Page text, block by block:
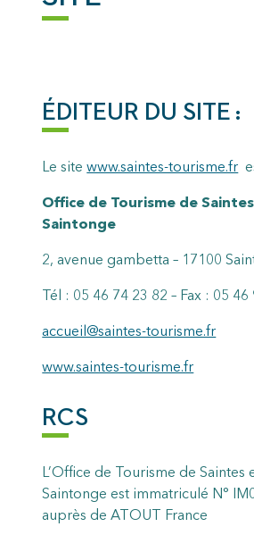
ÉDITEUR DU SITE :
Le sitewww.saintes-tourisme.fr
Office de Tourisme de
Saintonge
2, avenue gambetta – 17100
Tél : 05 46 74 23 82 – Fax : 05 46
accueil@saintes-tourisme.fr
www.saintes-tourisme.fr
RCS
L’Office de Tourisme de Saintes
Saintonge est immatriculé N°
auprès de ATOUT France